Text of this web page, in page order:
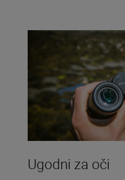
Ugodni za oči